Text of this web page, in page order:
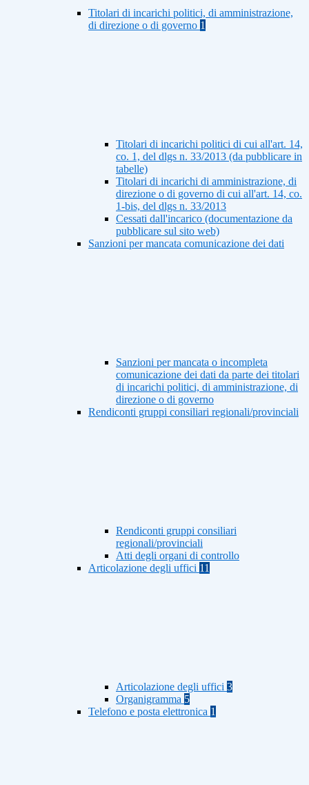
Titolari di incarichi politici, di amministrazione,
di direzione o di governo 1
Titolari di incarichi politici di cui all'art. 14,
co. 1, del dlgs n. 33/2013 (da pubblicare in
tabelle)
Titolari di incarichi di amministrazione, di
direzione o di governo di cui all'art. 14, co.
1-bis, del dlgs n. 33/2013
Cessati dall'incarico (documentazione da
pubblicare sul sito web)
Sanzioni per mancata comunicazione dei dati
Sanzioni per mancata o incompleta
comunicazione dei dati da parte dei titolari
di incarichi politici, di amministrazione, di
direzione o di governo
Rendiconti gruppi consiliari regionali/provinciali
Rendiconti gruppi consiliari
regionali/provinciali
Atti degli organi di controllo
Articolazione degli uffici 11
Articolazione degli uffici 3
Organigramma 5
Telefono e posta elettronica 1